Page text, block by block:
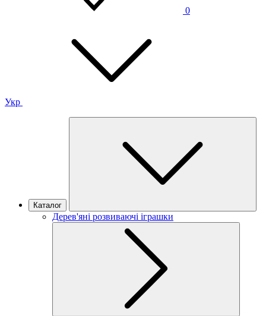
0
Укр
Каталог
Дерев'яні розвиваючі іграшки